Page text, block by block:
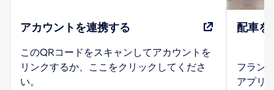
アカウントを連携する
このQRコードをスキャンしてアカウントを
リンクするか、ここをクリックしてくださ
い。
配車を
フラン
アプリ